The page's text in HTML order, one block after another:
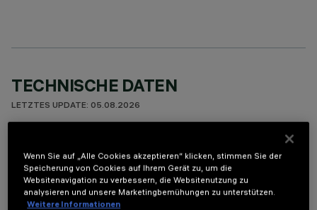
TECHNISCHE DATEN
LETZTES UPDATE: 05.08.2026
Leuchtengehäuse Pendelleuchte Stand Alone mit
integriertem Organic Response Sensor-Knoten. Das Produkt
besteht aus einem Strangpressprofil aus Aluminium mit
Wenn Sie auf „Alle Cookies akzeptieren“ klicken, stimmen Sie der
Speicherung von Cookies auf Ihrem Gerät zu, um die
Websitenavigation zu verbessern, die Websitenutzung zu
analysieren und unsere Marketingbemühungen zu unterstützen.
Weitere Informationen